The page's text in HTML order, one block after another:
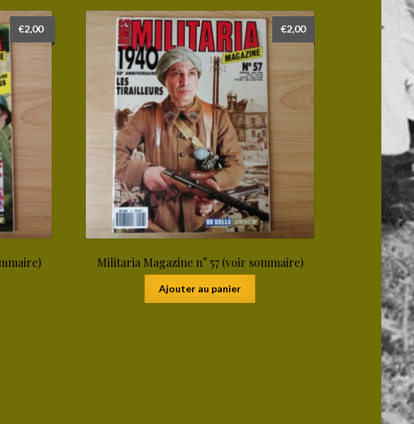
€2,00
Militaria Magazine n° 57 (voir sommaire)
€2,00
Ajouter au panier